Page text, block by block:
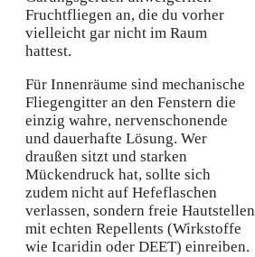
Fruchtfliegen an, die du vorher
vielleicht gar nicht im Raum
hattest.
Für Innenräume sind mechanische
Fliegengitter an den Fenstern die
einzig wahre, nervenschonende
und dauerhafte Lösung. Wer
draußen sitzt und starken
Mückendruck hat, sollte sich
zudem nicht auf Hefeflaschen
verlassen, sondern freie Hautstellen
mit echten Repellents (Wirkstoffe
wie Icaridin oder DEET) einreiben.